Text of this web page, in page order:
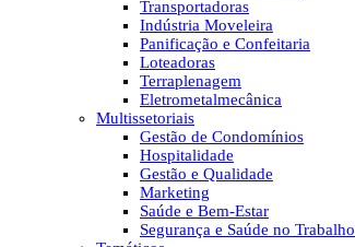
Transportadoras
Indústria Moveleira
Panificação e Confeitaria
Loteadoras
Terraplenagem
Eletrometalmecânica
Multissetoriais
Gestão de Condomínios
Hospitalidade
Gestão e Qualidade
Marketing
Saúde e Bem-Estar
Segurança e Saúde no Trabalho